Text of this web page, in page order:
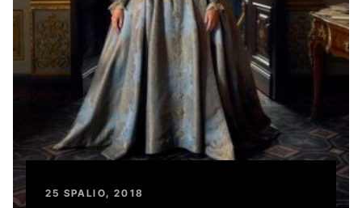
25 SPALIO, 2018